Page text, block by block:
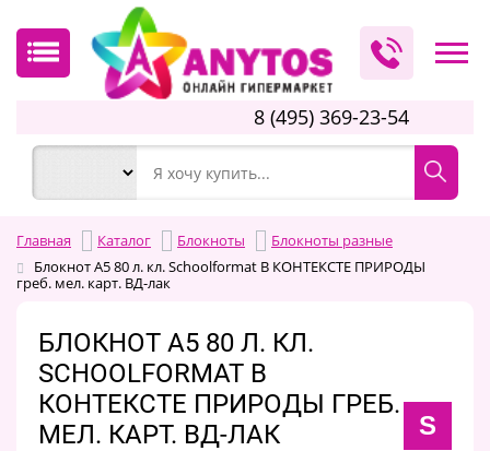
8 (495) 369-23-54
Главная Каталог Блокноты
Блокноты разные
Блокнот А5 80 л. кл. Schoolformat В КОНТЕКСТЕ ПРИРОДЫ
греб. мел. карт. ВД-лак
БЛОКНОТ А5 80 Л. КЛ.
SCHOOLFORMAT В
КОНТЕКСТЕ ПРИРОДЫ ГРЕБ.
МЕЛ. КАРТ. ВД-ЛАК
S